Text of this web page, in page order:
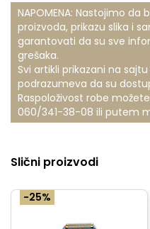
NAPOMENA: Nastojimo
proizvoda, prikazu slika i
garantovati da su sve
grešaka.
Svi artikli prikazani na
podrazumeva da su
Raspoloživost robe
060/341-38-08 ili putem
Slični proizvodi
-25%